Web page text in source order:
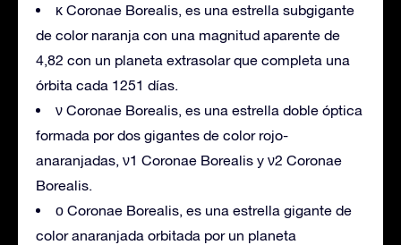
κ Coronae Borealis, es una estrella subgigante
de color naranja con una magnitud aparente de
4,82 con un planeta extrasolar que completa una
órbita cada 1251 días.
ν Coronae Borealis, es una estrella doble óptica
formada por dos gigantes de color rojo-
anaranjadas, ν1 Coronae Borealis y ν2 Coronae
Borealis.
ο Coronae Borealis, es una estrella gigante de
color anaranjada orbitada por un planeta